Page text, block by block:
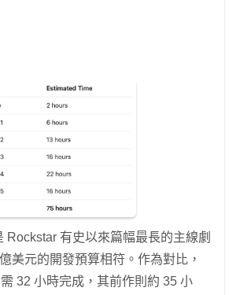
Rockstar 有史以來篇幅最長的主線劇
美元的開發預算相符。作為對比，
需 32 小時完成，其前作則約 35 小